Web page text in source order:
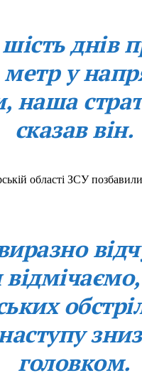
шість днів
метр у
наша
сказав він.
області ЗСУ
головком.